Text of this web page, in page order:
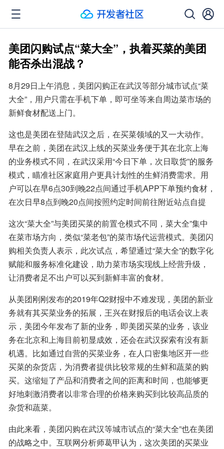
美团闪购试点“菜大全”，执着买菜的美团
能否杀出混战？
8月29日上午消息，美团闪购正在武汉等部分城市试点“菜
大全”，用户只需在手机下单，即可坐等来自周边菜市场的
新鲜食材配送上门。
这也是美团在登陆武汉之后，在买菜领域的又一大动作。
早在之前，美团在武汉上线的买菜业务便于其在北京上海
的业务模式不同，在武汉采用“今日下单，次日取货”的服务
模式，瞄准社区家庭用户更具计划性的生鲜消费需求。用
户可以在早6点30到晚22点间通过手机APP下单预约食材，
在次日早8点到晚20点间按照约定时间前往附近站点自提
这次“菜大全”与美团买菜的前置仓模式不同，菜大全”集中
在菜市场方向，类似“菜老包”的菜市场代运营模式。美团闪
购相关负责人表示，此次试点，希望通过“菜大全”的数字化
赋能和服务标准化建设，助力菜市场实现线上经营升级，
让消费者足不出户可以买到新鲜丰富的食材。
从美团刚刚发布的2019年Q2财报中不难发现，美团的新业
务就有其买菜业务的拓展，王兴在财报后的电话会议上表
示，美团今年发布了新的业务，即美团买菜的业务，该业
务在北京和上海目前初显成效，还会在武汉探索有没有新
机遇。比如通过自营的买菜业务，在人口密集地区开一些
买菜的杂货店，为消费者提供比较常规的生鲜和蔬菜的购
买。这缩短了产品和消费者之间的距离和时间，也能够更
好地刺激消费者以非常合理的价格来购买到比较高品质的
杂货和蔬菜。
由此来看，美团闪购在武汉等城市试点的“菜大全”也在美团
的战略之中。互联网分析师葛甲认为，这次美团的买菜业